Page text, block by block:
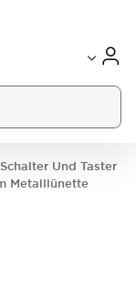
Schalter Und Taster
Metalllünette